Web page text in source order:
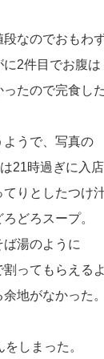
段なのでおもわ
2件目でお腹は
たので完食した
うで、写真の
21時過ぎに入
りとしたつけ
どろスープ。
湯のように
ってもらえるよ
地がなかった。
しまった。